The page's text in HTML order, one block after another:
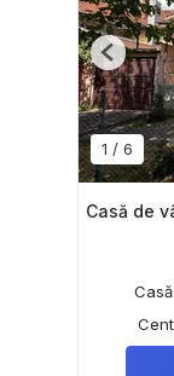
1 / 6
Previous
Casă de